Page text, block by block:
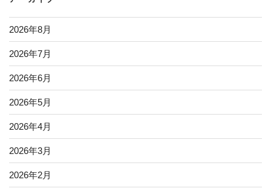
2026年8月
2026年7月
2026年6月
2026年5月
2026年4月
2026年3月
2026年2月